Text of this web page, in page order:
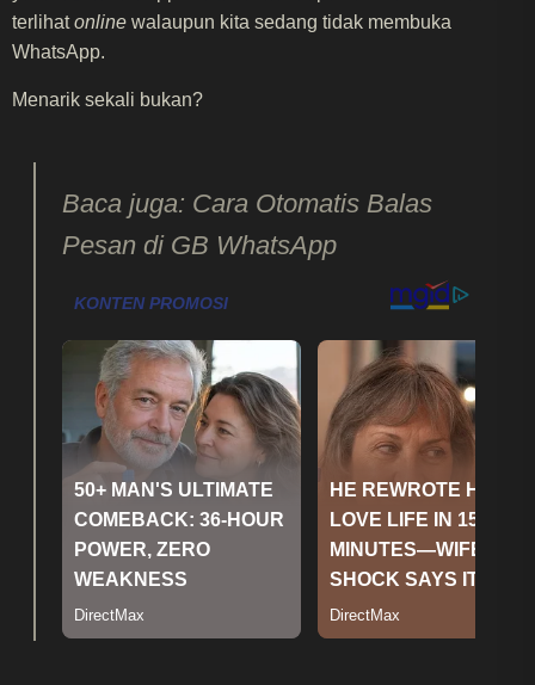
terlihatonline walaupun kita sedang tidak membuka
WhatsApp.
Menarik sekali bukan?
Baca juga: Cara Otomatis Balas
Pesan di GB WhatsApp